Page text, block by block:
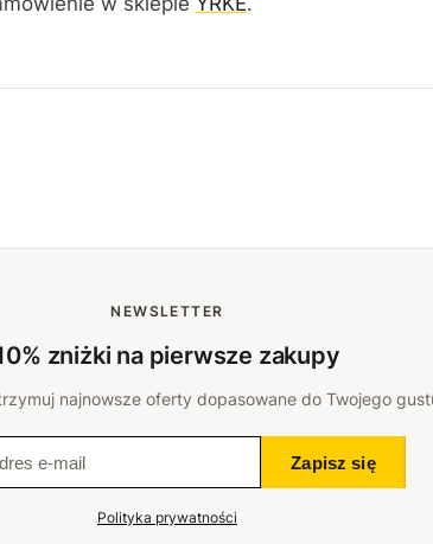
NEWSLETTER
zniżki na pierwsze zakupy
najnowsze oferty dopasowane do Twojego
Zapisz się
Polityka prywatności